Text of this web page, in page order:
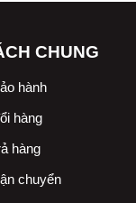
CHUNG
hành
hàng
hàng
chuyển